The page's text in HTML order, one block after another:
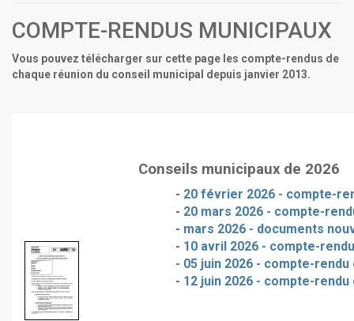
COMPTE-RENDUS MUNICIPAUX
Vous pouvez télécharger sur cette page les compte-rendus de
chaque réunion du conseil municipal depuis janvier 2013.
Conseils municipaux de 2026
- 20 février 2026 - compte-
- 20 mars 2026 - compte-
- mars 2026 - documents
- 10 avril 2026 - compte-
- 05 juin 2026 - compte-
- 12 juin 2026 - compte-